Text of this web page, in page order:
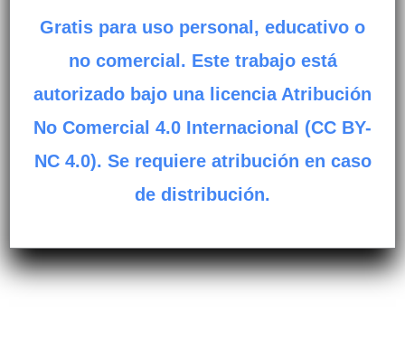
Gratis para uso personal, educativo o
no comercial. Este trabajo está
autorizado bajo una licencia Atribución
No Comercial 4.0 Internacional (CC BY-
NC 4.0). Se requiere atribución en caso
de distribución.